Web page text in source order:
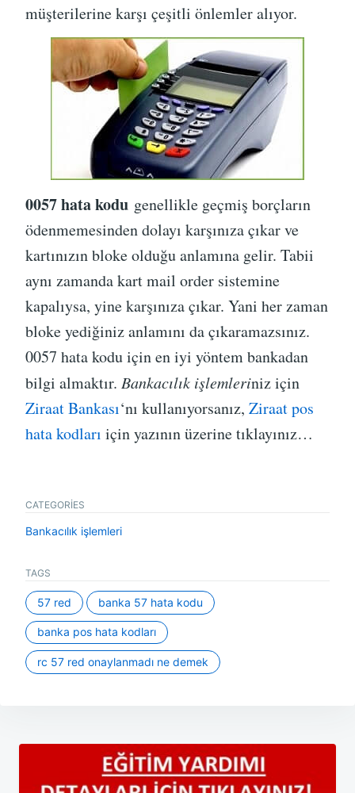
müşterilerine karşı çeşitli önlemler alıyor.
0057 hata kodu genellikle geçmiş borçların
ödenmemesinden dolayı karşınıza çıkar ve
kartınızın bloke olduğu anlamına gelir. Tabii
aynı zamanda kart mail order sistemine
kapalıysa, yine karşınıza çıkar. Yani her zaman
bloke yediğiniz anlamını da çıkaramazsınız.
0057 hata kodu için en iyi yöntem bankadan
bilgi almaktır. Bankacılık işlemleriniz için
Ziraat Bankası‘nı kullanıyorsanız, Ziraat pos
hata kodları için yazının üzerine tıklayınız…
CATEGORIES
Bankacılık işlemleri
TAGS
57 red banka 57 hata kodu
banka pos hata kodları
rc 57 red onaylanmadı ne demek